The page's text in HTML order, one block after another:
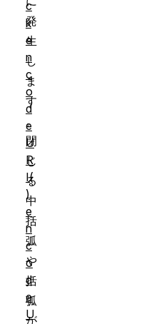
発
生
し
ま
す
。
閉
じ
る
中
括
弧
や
括
弧
が
c
k
e
n
c
o
d
e
U
R
I(
)
e
n
c
o
d
e
U